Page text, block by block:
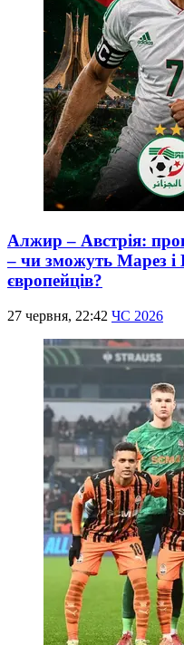
Алжир – Австрія:
– чи зможуть Марез і
європейців?
27 червня, 22:42 ЧС 2026